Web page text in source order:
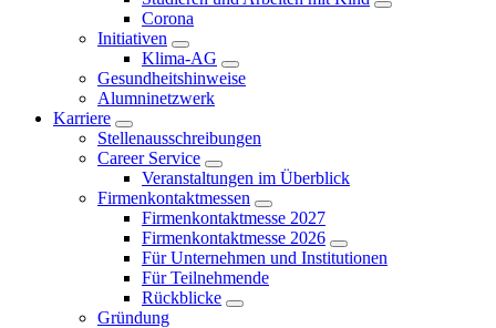
Corona
Initiativen
Klima-AG
Gesundheitshinweise
Alumninetzwerk
Karriere
Stellenausschreibungen
Career Service
Veranstaltungen im Überblick
Firmenkontaktmessen
Firmenkontaktmesse 2027
Firmenkontaktmesse 2026
Für Unternehmen und Institutionen
Für Teilnehmende
Rückblicke
Gründung